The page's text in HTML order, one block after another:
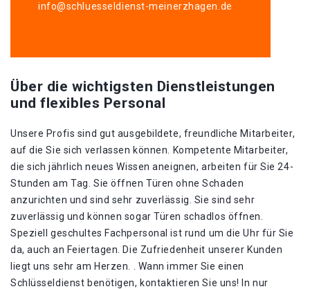
info@schluesseldienst-meinerzhagen.de
Über die wichtigsten Dienstleistungen
und flexibles Personal
Unsere Profis sind gut ausgebildete, freundliche Mitarbeiter,
auf die Sie sich verlassen können. Kompetente Mitarbeiter,
die sich jährlich neues Wissen aneignen, arbeiten für Sie 24-
Stunden am Tag. Sie öffnen Türen ohne Schaden
anzurichten und sind sehr zuverlässig. Sie sind sehr
zuverlässig und können sogar Türen schadlos öffnen.
Speziell geschultes Fachpersonal ist rund um die Uhr für Sie
da, auch an Feiertagen. Die Zufriedenheit unserer Kunden
liegt uns sehr am Herzen. . Wann immer Sie einen
Schlüsseldienst benötigen, kontaktieren Sie uns! In nur